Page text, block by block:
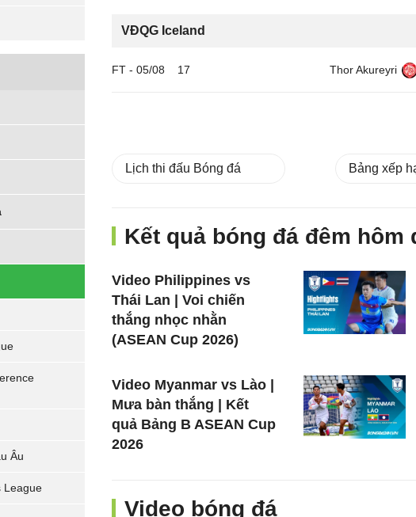
Âu
League
VĐQG Iceland
FT - 05/08 17 Thor Akureyri
Lịch thi đấu Bóng đá Bảng xếp
Kết quả bóng đá đêm hôm
Video Philippines vs
Thái Lan | Voi chiến
thắng nhọc nhằn
(ASEAN Cup 2026)
Video Myanmar vs Lào |
Mưa bàn thắng | Kết
quả Bảng B ASEAN Cup
2026
Video bóng đá